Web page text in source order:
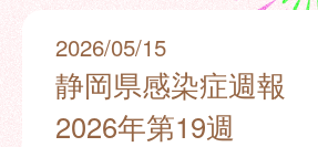
2026/05/15
静岡県感染症週報
2026年第19週